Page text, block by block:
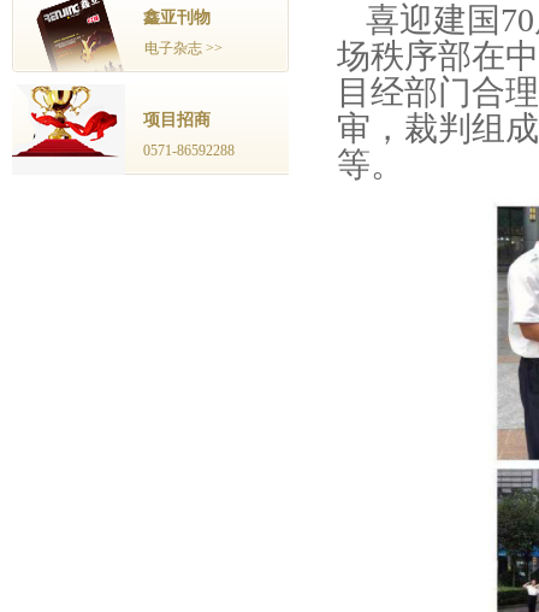
喜迎建国
场秩序部在
目经部门合
审，裁判组
等。
鑫亚刊物
电子杂志 >>
项目招商
0571-86592288